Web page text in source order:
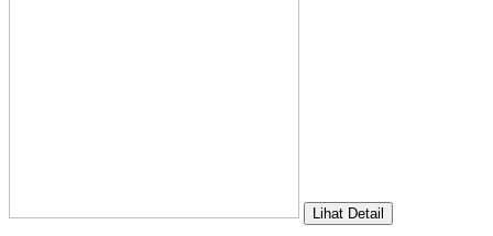
Lihat Detail